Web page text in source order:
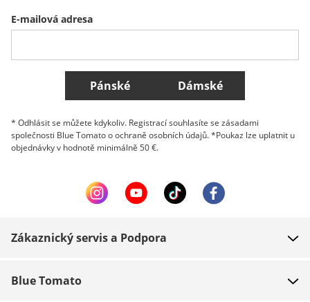
Belgique (Français) Danmark Norge
Všechny země
E-mailová adresa
Pánské Dámské
* Odhlásit se můžete kdykoliv. Registrací souhlasíte se zásadami
společnosti Blue Tomato o ochraně osobních údajů. *Poukaz lze uplatnit u
objednávky v hodnotě minimálně 50 €.
Zákaznický servis a Podpora
Blue Tomato